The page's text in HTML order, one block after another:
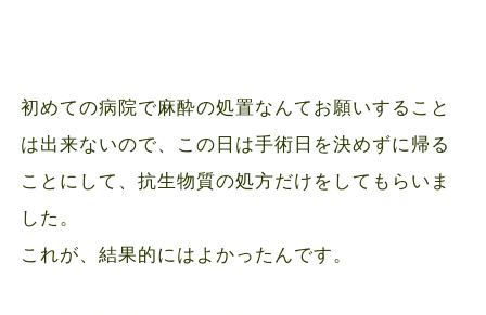
初めての病院で麻酔の処置なんてお願いすること
は出来ないので、この日は手術日を決めずに帰る
ことにして、抗生物質の処方だけをしてもらいま
した。
これが、結果的にはよかったんです。